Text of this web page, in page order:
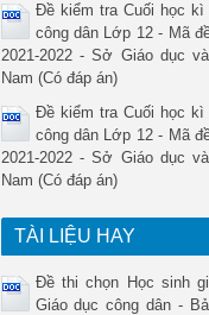
Đề kiểm tra Cuối học kì
công dân Lớp 12 - Mã
2021-2022 - Sở Giáo dục
Nam (Có đáp án)
Đề kiểm tra Cuối học kì
công dân Lớp 12 - Mã
2021-2022 - Sở Giáo dục
Nam (Có đáp án)
TÀI LIỆU HAY
Đề thi chọn Học sinh
Giáo dục công dân -